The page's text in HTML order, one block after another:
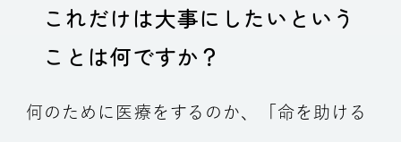
これだけは大事にしたいという
ことは何ですか？
何のために医療をするのか、「命を助ける